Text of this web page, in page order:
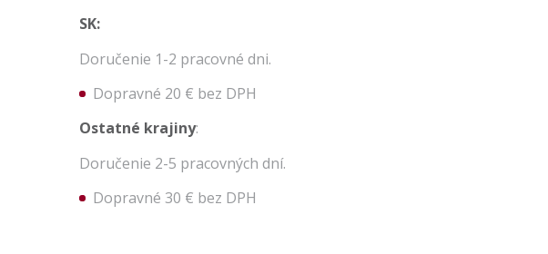
SK:
Doručenie 1-2 pracovné dni.
Dopravné 20 € bez DPH
Ostatné krajiny:
Doručenie 2-5 pracovných dní.
Dopravné 30 € bez DPH